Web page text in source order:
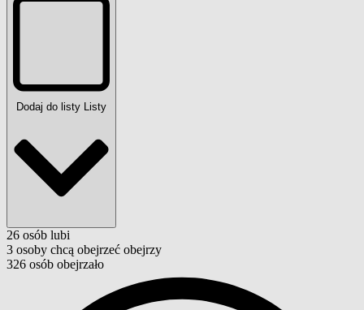
Dodaj do listy Listy
26 osób lubi
3 osoby chcą obejrzeć obejrzy
326 osób obejrzało